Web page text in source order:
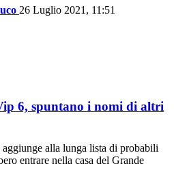
26 Luglio 2021, 11:51
6, spuntano i nomi di altri
alla lunga lista di probabili
entrare nella casa del Grande